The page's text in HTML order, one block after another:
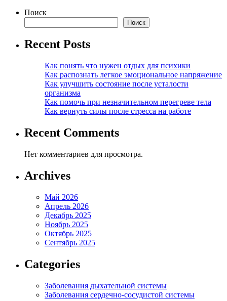
Поиск
Поиск
Recent Posts
Как понять что нужен отдых для психики
Как распознать легкое эмоциональное напряжение
Как улучшить состояние после усталости
организма
Как помочь при незначительном перегреве тела
Как вернуть силы после стресса на работе
Recent Comments
Нет комментариев для просмотра.
Archives
Май 2026
Апрель 2026
Декабрь 2025
Ноябрь 2025
Октябрь 2025
Сентябрь 2025
Categories
Заболевания дыхательной системы
Заболевания сердечно-сосудистой системы